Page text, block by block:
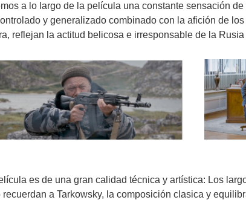
a lo largo de la película una constante sensación
y generalizado combinado con la afición de
reflejan la actitud belicosa e irresponsable de la Rusia
es de una gran calidad técnica y artística: Los
recuerdan a Tarkowsky, la composición clasica y